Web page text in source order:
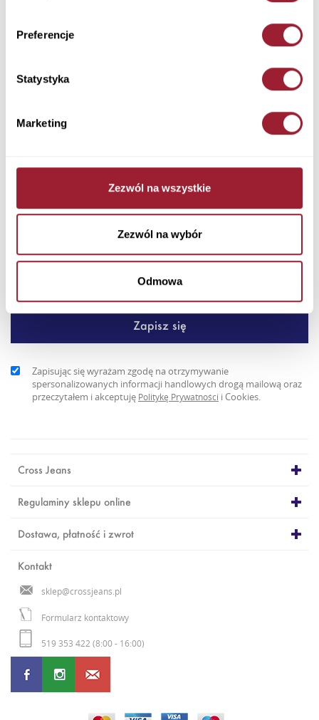
Preferencje
Statystyka
Marketing
Zezwól na wszystkie
Zezwól na wybór
Odmowa
Rozmiar
Cross Jeans to niezawodny wybór na chłodniejsze dni. Pikowa...
Zapisując się wyrażam zgodę na otrzymywanie
spersonalizowanych informacji handlowych drogą mailową oraz
przeczytałem i akceptuję Politykę Prywatności i Cookies.
Cross Jeans
Regulaminy sklepu online
Dostawa, płatność i zwrot
Kontakt
sklep@crossjeans.pl
Formularz kontaktowy
519 353 422 (8:00 - 16:00)